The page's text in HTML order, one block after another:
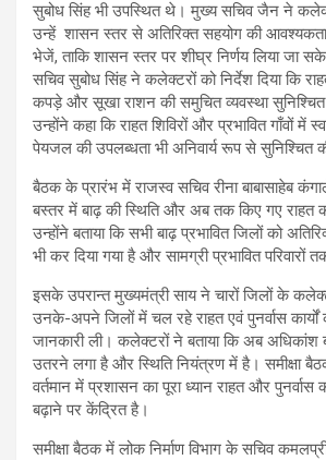
सुबोध सिंह भी उपस्थित थे। मुख्य सचिव जैन ने
उन्हें शासन स्तर से अतिरिक्त सहयोग की आवश्यकता
भेजें, ताकि शासन स्तर पर शीघ्र निर्णय लिया जा
सचिव सुबोध सिंह ने कलेक्टरों को निर्देश दिया कि
कपड़े और सूखा राशन की समुचित व्यवस्था सुनिश्चित
उन्होंने कहा कि राहत शिविरों और प्रभावित गाँवों में
पेयजल की उपलब्धता भी अनिवार्य रूप से सुनिश्चित
बैठक के प्रारंभ में राजस्व सचिव रीना बाबासाहेब
बस्तर में बाढ़ की स्थिति और अब तक किए गए राहत
उन्होंने बताया कि सभी बाढ़ प्रभावित जिलों को
भी कर दिया गया है और सामग्री प्रभावित परिवारों
इसके उपरान्त मुख्यमंत्री साय ने चारों जिलों के
उनके-अपने जिलों में चल रहे राहत एवं पुनर्वास कार्यों
जानकारी ली। कलेक्टरों ने बताया कि अब अधिकांश
उतरने लगा है और स्थिति नियंत्रण में है। समीक्षा
वर्तमान में प्रशासन का पूरा ध्यान राहत और पुनर्वास
बढ़ाने पर केंद्रित है।
समीक्षा बैठक में लोक निर्माण विभाग के सचिव